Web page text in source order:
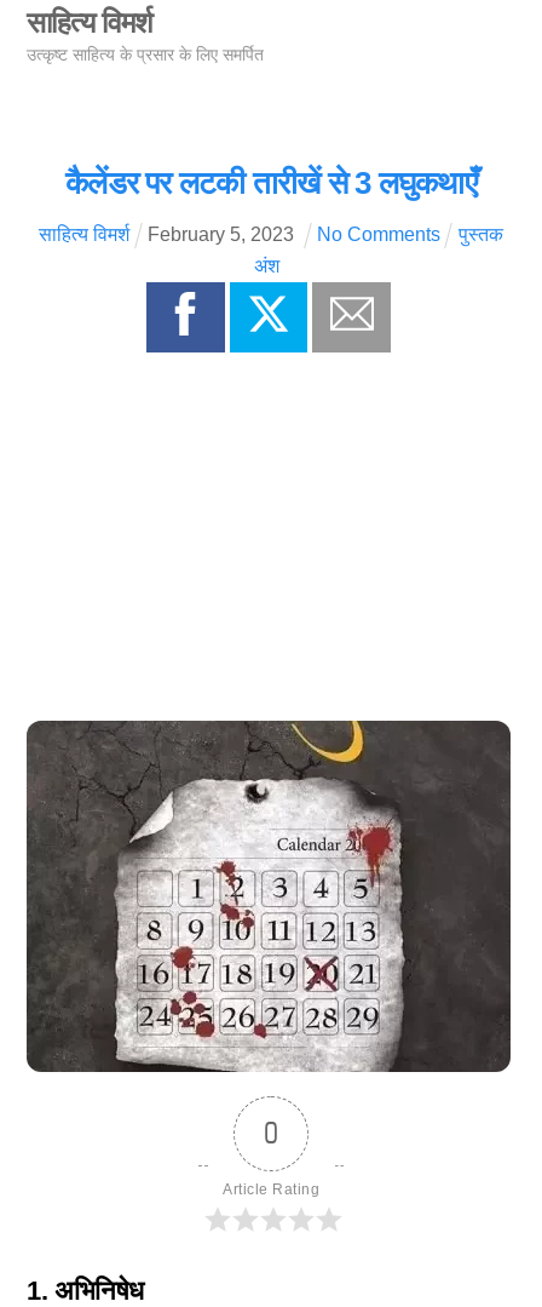
Skipसाहित्य विमर्श
उत्कृष्ट साहित्य के प्रसार के लिए समर्पित
कैलेंडर पर लटकी तारीखें से 3 लघुकथाएँ
साहित्य विमर्श February 5, 2023 No Comments
पुस्तक
अंश
0
Article Rating
1. अभिनिषेध